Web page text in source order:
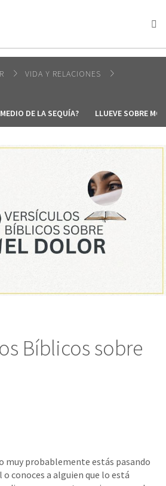
VIDA Y RELACIONES
DE LA SEQUÍA? LLUEVE SOBRE
Bíblicos sobre
muy probablemente estás pasando
conoces a alguien que lo está